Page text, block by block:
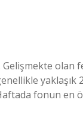
olan
fonun en